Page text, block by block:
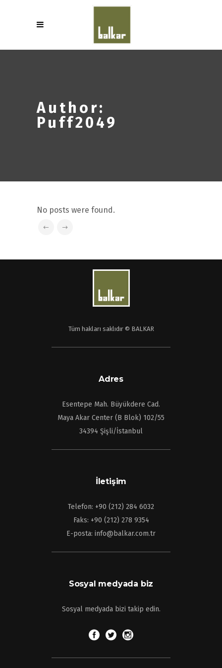
Author:
Puff2049
No posts were found.
Tüm hakları saklıdır © BALKAR
Adres
Esentepe Mah. Büyükdere Cad.
Maya Akar Center (B Blok) 102/55
34394 Şişli/İstanbul
İletişim
Telefon: +90 (212) 284 6032
Faks: +90 (212) 278 9354
E-posta: info@balkar.com.tr
Sosyal medyada biz
Sosyal medyada bizi takip edin.